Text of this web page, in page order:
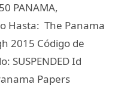
PANAMA,
Hasta: The Panama
2015 Código de
SUSPENDED Id
Papers